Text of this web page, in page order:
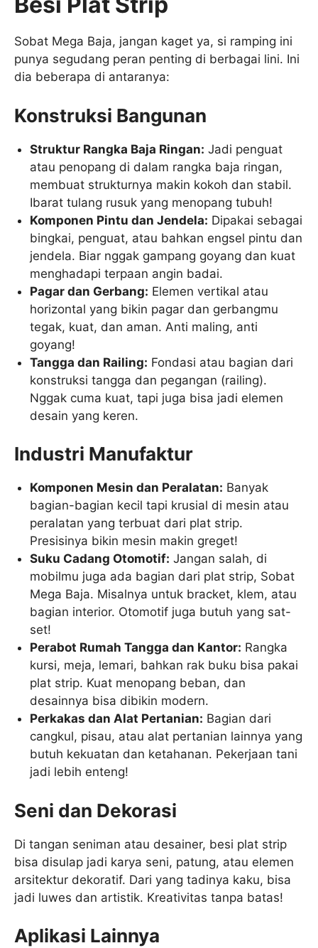
Sobat Mega Baja, jangan kaget ya, si ramping ini
punya segudang peran penting di berbagai lini. Ini
dia beberapa di antaranya:
Konstruksi Bangunan
Struktur Rangka Baja Ringan: Jadi penguat
atau penopang di dalam rangka baja ringan,
membuat strukturnya makin kokoh dan stabil.
Ibarat tulang rusuk yang menopang tubuh!
Komponen Pintu dan Jendela: Dipakai sebagai
bingkai, penguat, atau bahkan engsel pintu dan
jendela. Biar nggak gampang goyang dan kuat
menghadapi terpaan angin badai.
Pagar dan Gerbang: Elemen vertikal atau
horizontal yang bikin pagar dan gerbangmu
tegak, kuat, dan aman. Anti maling, anti
goyang!
Tangga dan Railing: Fondasi atau bagian dari
konstruksi tangga dan pegangan (railing).
Nggak cuma kuat, tapi juga bisa jadi elemen
desain yang keren.
Industri Manufaktur
Komponen Mesin dan Peralatan: Banyak
bagian-bagian kecil tapi krusial di mesin atau
peralatan yang terbuat dari plat strip.
Presisinya bikin mesin makin greget!
Suku Cadang Otomotif: Jangan salah, di
mobilmu juga ada bagian dari plat strip, Sobat
Mega Baja. Misalnya untuk bracket, klem, atau
bagian interior. Otomotif juga butuh yang sat-
set!
Perabot Rumah Tangga dan Kantor: Rangka
kursi, meja, lemari, bahkan rak buku bisa pakai
plat strip. Kuat menopang beban, dan
desainnya bisa dibikin modern.
Perkakas dan Alat Pertanian: Bagian dari
cangkul, pisau, atau alat pertanian lainnya yang
butuh kekuatan dan ketahanan. Pekerjaan tani
jadi lebih enteng!
Seni dan Dekorasi
Di tangan seniman atau desainer, besi plat strip
bisa disulap jadi karya seni, patung, atau elemen
arsitektur dekoratif. Dari yang tadinya kaku, bisa
jadi luwes dan artistik. Kreativitas tanpa batas!
Aplikasi Lainnya